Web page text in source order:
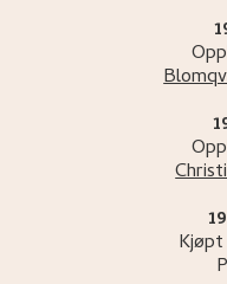
Kjøpt